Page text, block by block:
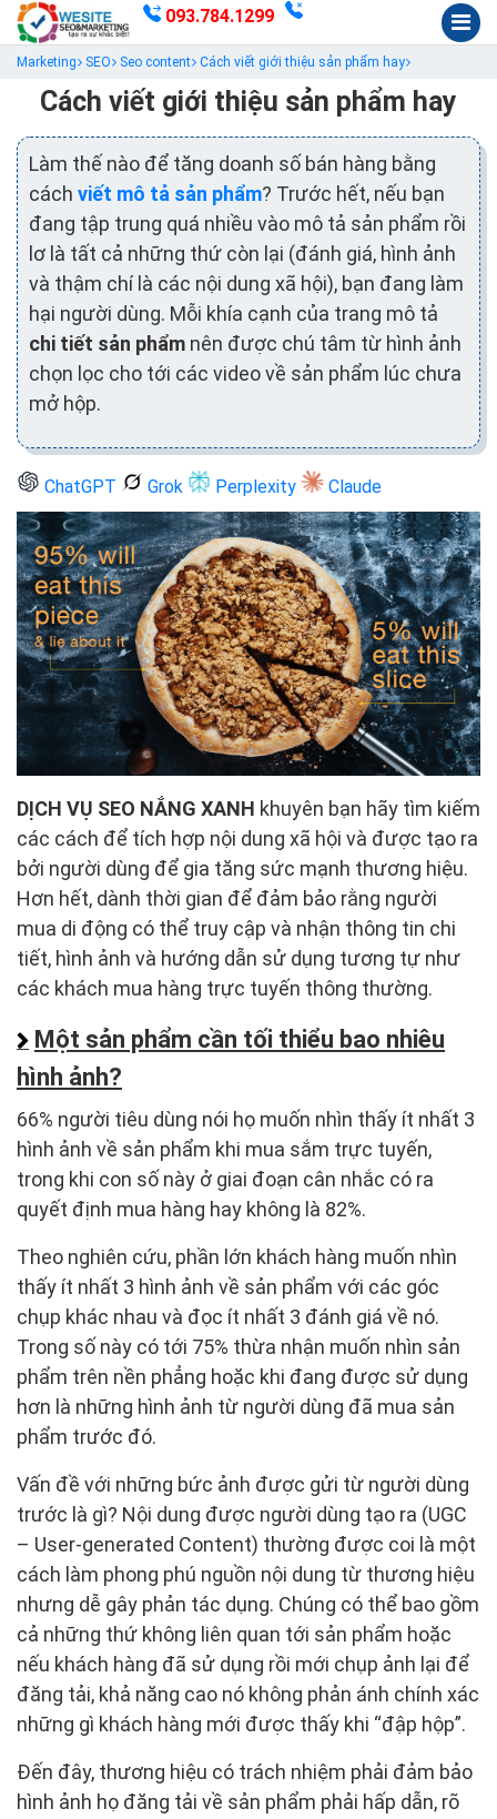
093.784.1299
Marketing SEO Seo content Cách viết giới thiệu sản phẩm hay
Cách viết giới thiệu sản phẩm hay
Làm thế nào để tăng doanh số bán hàng bằng
cách viết mô tả sản phẩm? Trước hết, nếu bạn
đang tập trung quá nhiều vào mô tả sản phẩm rồi
lơ là tất cả những thứ còn lại (đánh giá, hình ảnh
và thậm chí là các nội dung xã hội), bạn đang làm
hại người dùng. Mỗi khía cạnh của trang mô tả
chi tiết sản phẩm nên được chú tâm từ hình ảnh
chọn lọc cho tới các video về sản phẩm lúc chưa
mở hộp.
ChatGPT Grok Perplexity Claude
DỊCH VỤ SEO NẮNG XANH khuyên bạn hãy tìm kiếm
các cách để tích hợp nội dung xã hội và được tạo ra
bởi người dùng để gia tăng sức mạnh thương hiệu.
Hơn hết, dành thời gian để đảm bảo rằng người
mua di động có thể truy cập và nhận thông tin chi
tiết, hình ảnh và hướng dẫn sử dụng tương tự như
các khách mua hàng trực tuyến thông thường.
Một sản phẩm cần tối thiểu bao nhiêu
hình ảnh?
66% người tiêu dùng nói họ muốn nhìn thấy ít nhất 3
hình ảnh về sản phẩm khi mua sắm trực tuyến,
trong khi con số này ở giai đoạn cân nhắc có ra
quyết định mua hàng hay không là 82%.
Theo nghiên cứu, phần lớn khách hàng muốn nhìn
thấy ít nhất 3 hình ảnh về sản phẩm với các góc
chụp khác nhau và đọc ít nhất 3 đánh giá về nó.
Trong số này có tới 75% thừa nhận muốn nhìn sản
phẩm trên nền phẳng hoặc khi đang được sử dụng
hơn là những hình ảnh từ người dùng đã mua sản
phẩm trước đó.
Vấn đề với những bức ảnh được gửi từ người dùng
trước là gì? Nội dung được người dùng tạo ra (UGC
– User-generated Content) thường được coi là một
cách làm phong phú nguồn nội dung từ thương hiệu
nhưng dễ gây phản tác dụng. Chúng có thể bao gồm
cả những thứ không liên quan tới sản phẩm hoặc
nếu khách hàng đã sử dụng rồi mới chụp ảnh lại để
đăng tải, khả năng cao nó không phản ánh chính xác
những gì khách hàng mới được thấy khi “đập hộp”.
Đến đây, thương hiệu có trách nhiệm phải đảm bảo
hình ảnh họ đăng tải về sản phẩm phải hấp dẫn, rõ